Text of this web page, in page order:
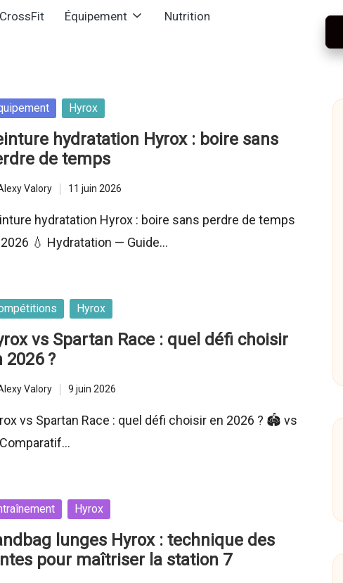
CrossFit Équipement Nutrition
Hyrox
hydratation Hyrox : boire sans
de temps
Valory 11 juin 2026
hydratation Hyrox : boire sans perdre de temps
💧 Hydratation — Guide…
Hyrox
vs Spartan Race : quel défi choisir
2026 ?
Valory 9 juin 2026
vs Spartan Race : quel défi choisir en 2026 ? 🏟️ vs
Hyrox
lunges Hyrox : technique des
pour maîtriser la station 7